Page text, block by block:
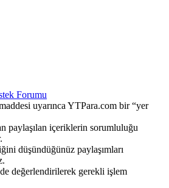
Forumu
uyarınca YTPara.com bir “yer
paylaşılan içeriklerin sorumluluğu
düşündüğünüz paylaşımları
değerlendirilerek gerekli işlem